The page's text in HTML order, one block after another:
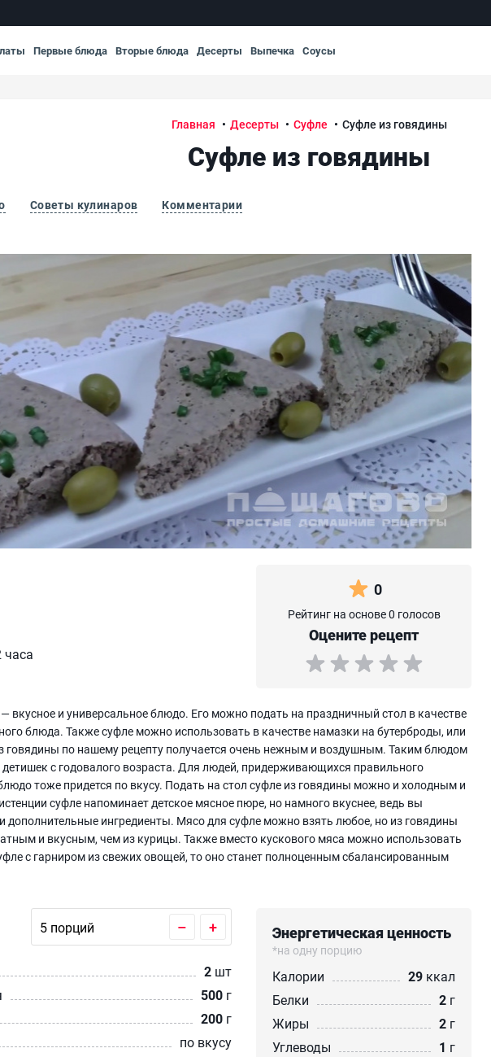
Первые блюда Вторые блюда Десерты Выпечка Соусы
Главная Десерты Суфле Суфле из говядины
Суфле из говядины
Советы кулинаров Комментарии
часа
0
Рейтинг на основе 0 голосов
Оцените рецепт
вкусное и универсальное блюдо. Его можно подать на праздничный стол в качестве
блюда. Также суфле можно использовать в качестве намазки на бутерброды, или
говядины по нашему рецепту получается очень нежным и воздушным. Таким блюдом
с годовалого возраста. Для людей, придерживающихся правильного
тоже придется по вкусу. Подать на стол суфле из говядины можно и холодным и
суфле напоминает детское мясное пюре, но намного вкуснее, ведь вы
дополнительные ингредиенты. Мясо для суфле можно взять любое, но из говядины
и вкусным, чем из курицы. Также вместо кускового мяса можно использовать
с гарниром из свежих овощей, то оно станет полноценным сбалансированным
– +
2 шт
500 г
200 г
по вкусу
Энергетическая ценность
*на одну порцию
Калории 29 ккал
Белки
2 г
Жиры
2 г
Углеводы
1 г